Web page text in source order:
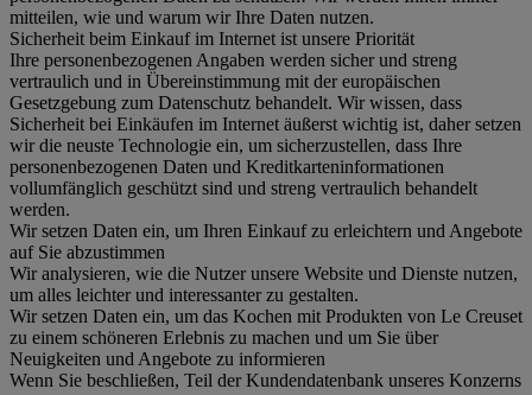
mitteilen, wie und warum wir Ihre Daten nutzen.
Sicherheit beim Einkauf im Internet ist unsere Priorität
Ihre personenbezogenen Angaben werden sicher und streng
vertraulich und in Übereinstimmung mit der europäischen
Gesetzgebung zum Datenschutz behandelt. Wir wissen, dass
Sicherheit bei Einkäufen im Internet äußerst wichtig ist, daher setzen
wir die neuste Technologie ein, um sicherzustellen, dass Ihre
personenbezogenen Daten und Kreditkarteninformationen
vollumfänglich geschützt sind und streng vertraulich behandelt
werden.
Wir setzen Daten ein, um Ihren Einkauf zu erleichtern und Angebote
auf Sie abzustimmen
Wir analysieren, wie die Nutzer unsere Website und Dienste nutzen,
um alles leichter und interessanter zu gestalten.
Wir setzen Daten ein, um das Kochen mit Produkten von Le Creuset
zu einem schöneren Erlebnis zu machen und um Sie über
Neuigkeiten und Angebote zu informieren
Wenn Sie beschließen, Teil der Kundendatenbank unseres Konzerns